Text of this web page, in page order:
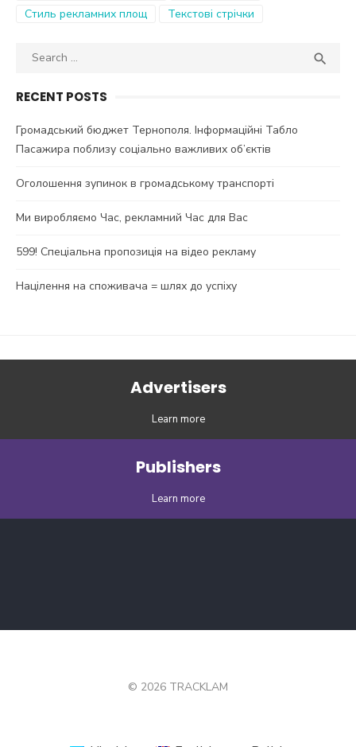
Стиль рекламних площ
Текстові стрічки
Search

RECENT POSTS
Громадський бюджет Тернополя. Інформаційні Табло
Пасажира поблизу соціально важливих об’єктів
Оголошення зупинок в громадському транспорті
Ми виробляємо Час, рекламний Час для Вас
599! Спеціальна пропозиція на відео рекламу
Націлення на споживача = шлях до успіху
Advertisers
Learn more
Publishers
Learn more
© 2026 TRACKLAM